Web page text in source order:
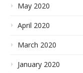
May 2020
April 2020
March 2020
January 2020